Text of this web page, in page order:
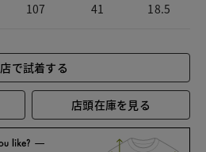
107 41 18.5
で試着する
店頭在庫を見る